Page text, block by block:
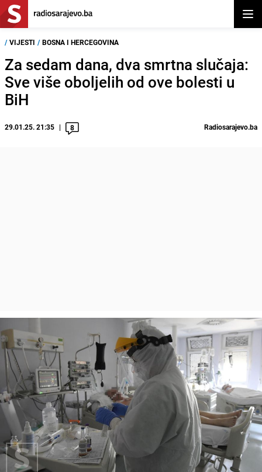
/ VIJESTI / BOSNA I HERCEGOVINA
Za sedam dana, dva smrtna slučaja:
Sve više oboljelih od ove bolesti u
BiH
29.01.25. 21:35 8 Radiosarajevo.ba